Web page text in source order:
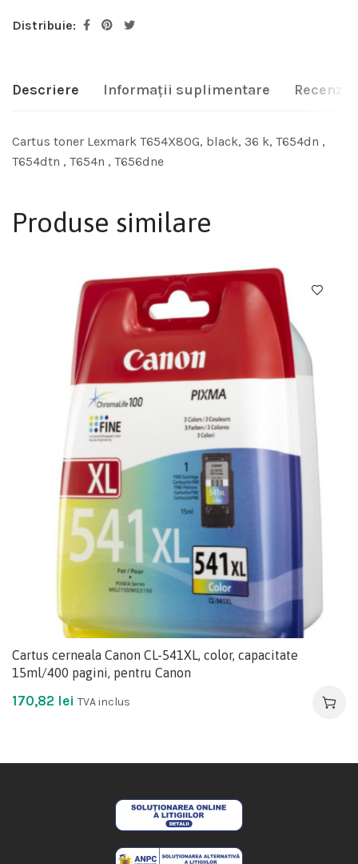
Distribuie:
Descriere Informații suplimentare Recenzii
Cartus toner Lexmark T654X80G, black, 36 k, T654dn ,
T654dtn , T654n , T656dne
Produse similare
Cartus cerneala Canon CL-541XL, color, capacitate
15ml/400 pagini, pentru Canon
170,82 lei TVA inclus